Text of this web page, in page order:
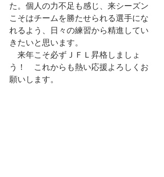
た。個人の力不足も感じ、来シーズン
こそはチームを勝たせられる選手にな
れるよう、日々の練習から精進してい
きたいと思います。
来年こそ必ずＪＦＬ昇格しましょ
う！　これからも熱い応援よろしくお
願いします。